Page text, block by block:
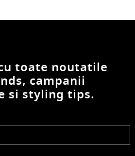
toate noutatile
campanii
si styling tips.